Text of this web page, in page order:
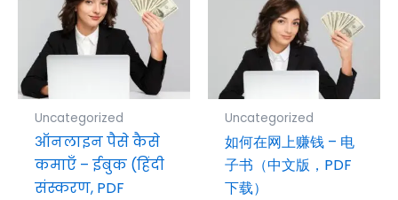
Uncategorized
ऑनलाइन पैसे कैसे
कमाएँ – ईबुक (हिंदी
संस्करण, PDF
Uncategorized
如何在网上赚钱 – 电
子书（中文版，PDF
下载）